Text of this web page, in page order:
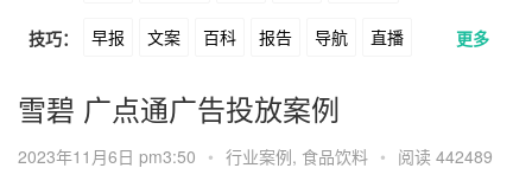
酒旅 母婴 宠物 文娱 跨境 科技
广告 元宇宙 房地产
公众号 B站 小红书 头条 知乎
Soul 360 百度 搜狗 爱奇艺
美图 最右 神马 谷歌 Facebook
技巧： 早报 文案 百科 报告 导航 直播
卖货 脚本 话术 电商 私域
涨粉 广告 推广 方案 策划 案例
更多
雪碧 广点通广告投放案例
2023年11月6日 pm3:50 • 行业案例, 食品饮料 • 阅读 442489